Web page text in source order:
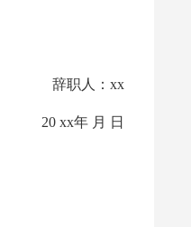
辞职人：xx
20 xx年 月 日